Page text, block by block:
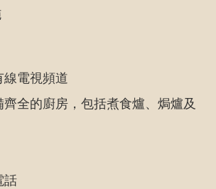
電視頻道
全的廚房，包括煮食爐、焗爐及
話